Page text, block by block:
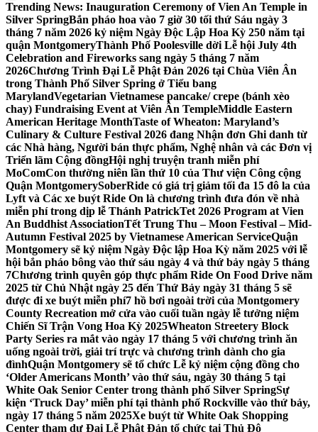
Trending News: Inauguration Ceremony of Vien An Temple in
Silver SpringBắn pháo hoa vào 7 giờ 30 tối thứ Sáu ngày 3
tháng 7 năm 2026 kỷ niệm Ngày Độc Lập Hoa Kỳ 250 năm tại
quận MontgomeryThành Phố Poolesville dời Lễ hội July 4th
Celebration and Fireworks sang ngày 5 tháng 7 năm
2026Chương Trình Đại Lễ Phật Đản 2026 tại Chùa Viên Ân
trong Thành Phố Silver Spring ở Tiểu bang
MarylandVegetarian Vietnamese pancake/ crepe (bánh xèo
chay) Fundraising Event at Viên Ân TempleMiddle Eastern
American Heritage MonthTaste of Wheaton: Maryland’s
Culinary & Culture Festival 2026 đang Nhận đơn Ghi danh từ
các Nhà hàng, Người bán thực phẩm, Nghệ nhân và các Đơn vị
Triển lãm Cộng đồngHội nghị truyện tranh miễn phí
MoComCon thường niên lần thứ 10 của Thư viện Công cộng
Quận MontgomerySoberRide có giá trị giảm tối đa 15 đô la của
Lyft và Các xe buýt Ride On là chương trình đưa đón về nhà
miễn phí trong dịp lễ Thánh PatrickTet 2026 Program at Vien
An Buddhist AssociationTết Trung Thu – Moon Festival – Mid-
Autumn Festival 2025 by Vietnamese American ServiceQuận
Montgomery sẽ kỷ niệm Ngày Độc lập Hoa Kỳ năm 2025 với lễ
hội bắn pháo bông vào thứ sáu ngày 4 và thứ bảy ngày 5 tháng
7Chương trình quyên góp thực phẩm Ride On Food Drive năm
2025 từ Chủ Nhật ngày 25 đến Thứ Bảy ngày 31 tháng 5 sẽ
được đi xe buýt miễn phí7 hồ bơi ngoài trời của Montgomery
County Recreation mở cửa vào cuối tuần ngày lễ tưởng niệm
Chiến Sĩ Trận Vong Hoa Kỳ 2025Wheaton Streetery Block
Party Series ra mắt vào ngày 17 tháng 5 với chương trình ăn
uống ngoài trời, giải trí trực và chương trình dành cho gia
đìnhQuận Montgomery sẽ tổ chức Lễ kỷ niệm cộng đồng cho
‘Older Americans Month’ vào thứ sáu, ngày 30 tháng 5 tại
White Oak Senior Center trong thành phố Silver SpringSự
kiện ‘Truck Day’ miễn phí tại thành phố Rockville vào thứ bảy,
ngày 17 tháng 5 năm 2025Xe buýt từ White Oak Shopping
Center tham dự Đại Lễ Phật Đản tổ chức tại Thủ Đô